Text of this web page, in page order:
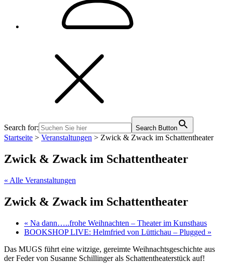
Search for: Search Button
Startseite > Veranstaltungen > Zwick & Zwack im Schattentheater
Zwick & Zwack im Schattentheater
« Alle Veranstaltungen
Zwick & Zwack im Schattentheater
« Na dann…..frohe Weihnachten – Theater im Kunsthaus
BOOKSHOP LIVE: Helmfried von Lüttichau – Plugged »
Das MUGS führt eine witzige, gereimte Weihnachtsgeschichte aus
der Feder von Susanne Schillinger als Schattentheaterstück auf!